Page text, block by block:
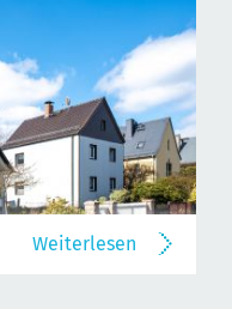
Weiterlesen